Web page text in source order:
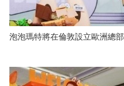
泡泡瑪特將在倫敦設立歐洲總部